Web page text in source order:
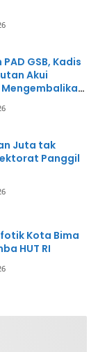
GSB, Kadis
Akui
Juta tak
Panggil
Kota Bima
HUT RI